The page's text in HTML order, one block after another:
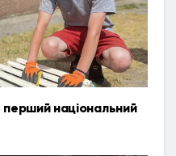
національний